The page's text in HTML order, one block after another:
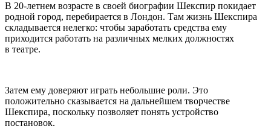
В 20-летнем возрасте в своей биографии Шекспир покидает
родной город, перебирается в Лондон. Там жизнь Шекспира
складывается нелегко: чтобы заработать средства ему
приходится работать на различных мелких должностях
в театре.
Затем ему доверяют играть небольшие роли. Это
положительно сказывается на дальнейшем творчестве
Шекспира, поскольку позволяет понять устройство
постановок.